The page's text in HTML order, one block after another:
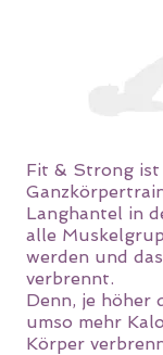
Fit & Strong ist
Langhantel in
alle
werden und
verbrennt.
Denn, je höher
umso mehr
Körper